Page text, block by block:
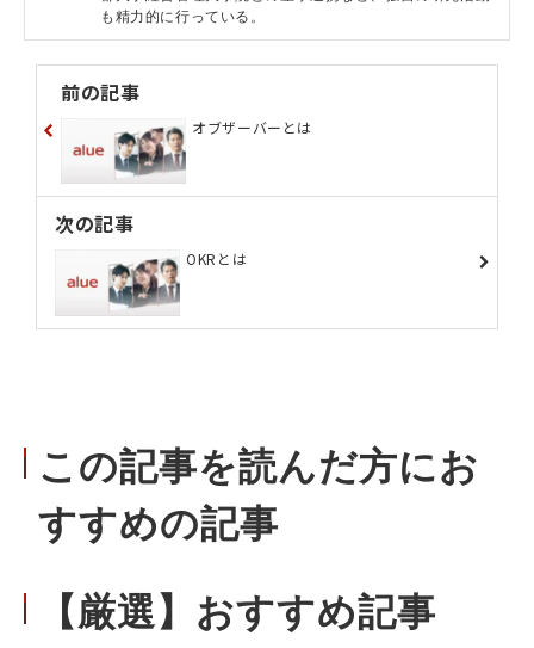
も精力的に行っている。
前の記事
オブザーバーとは
次の記事
OKRとは
この記事を読んだ方にお
すすめの記事
【厳選】おすすめ記事